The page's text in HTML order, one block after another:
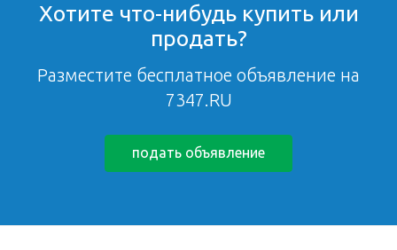
Хотите что-нибудь купить или
продать?
Разместите бесплатное объявление на
7347.RU
подать объявление